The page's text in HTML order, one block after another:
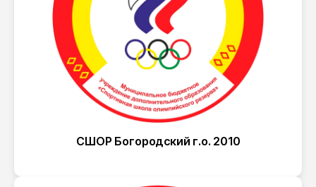
СШОР Богородский г.о. 2010